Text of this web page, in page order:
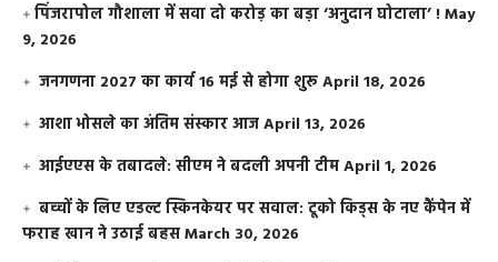
​पिंजरापोल गौशाला में सवा दो करोड़ का बड़ा ‘अनुदान घोटाला’ !May
9, 2026
जनगणना 2027 का कार्य 16 मई से होगा शुरूApril 18, 2026
आशा भोसले का अंतिम संस्कार आजApril 13, 2026
आईएएस के तबादले: सीएम ने बदली अपनी टीमApril 1, 2026
बच्चों के लिए एडल्ट स्किनकेयर पर सवाल: टूको किड्स के नए कैंपेन में
फराह खान ने उठाई बहसMarch 30, 2026